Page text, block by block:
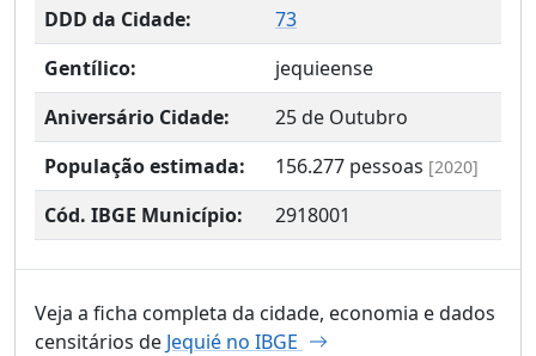
DDD da Cidade:
73
Gentílico:
jequieense
Aniversário Cidade:
25 de Outubro
População estimada:
156.277 pessoas [2020]
Cód. IBGE Município: 2918001
Veja a ficha completa da cidade, economia e dados
censitários de Jequié no IBGE